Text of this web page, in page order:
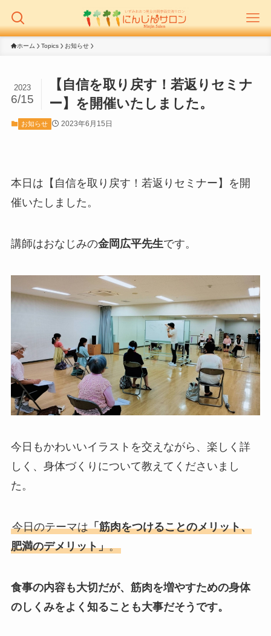
ホーム Topics お知らせ
【自信を取り戻す！若返りセミナ
ー】を開催いたしました。
2023
6/15
お知らせ 2023年6月15日
本日は【自信を取り戻す！若返りセミナー】を開
催いたしました。
講師はおなじみの金岡広平先生です。
今日もかわいいイラストを交えながら、楽しく詳
しく、身体づくりについて教えてくださいまし
た。
今日のテーマは「筋肉をつけることのメリット、
肥満のデメリット」。
食事の内容も大切だが、筋肉を増やすための身体
のしくみをよく知ることも大事だそうです。